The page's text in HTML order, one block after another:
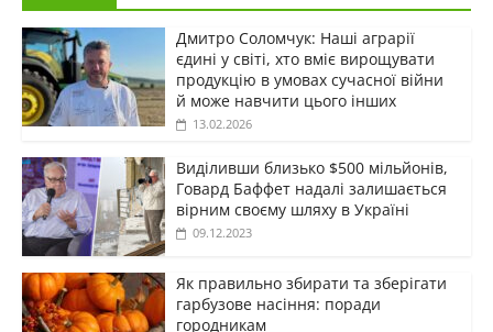
Дмитро Соломчук: Наші аграрії
єдині у світі, хто вміє вирощувати
продукцію в умовах сучасної війни
й може навчити цього інших
13.02.2026
Виділивши близько $500 мільйонів,
Говард Баффет надалі залишається
вірним своєму шляху в Україні
09.12.2023
Як правильно збирати та зберігати
гарбузове насіння: поради
городникам